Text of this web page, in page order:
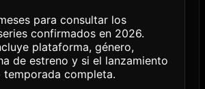
para consultar los
confirmados en 2026.
plataforma, género,
de estreno y si el lanzamiento
temporada completa.